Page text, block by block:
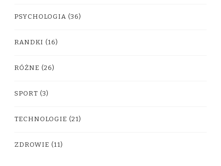
PSYCHOLOGIA (36)
RANDKI (16)
RÓŻNE (26)
SPORT (3)
TECHNOLOGIE (21)
ZDROWIE (11)